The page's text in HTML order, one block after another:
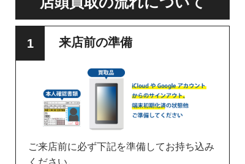
来店前の準備
ご来店前に必ず下記を準備してお持ち込み